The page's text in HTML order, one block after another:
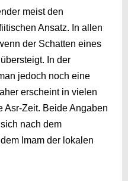
meist den
Ansatz. In allen
der Schatten eines
In der
jedoch noch eine
erscheint in vielen
Asr-Zeit. Beide Angaben
nach dem
Imam der lokalen